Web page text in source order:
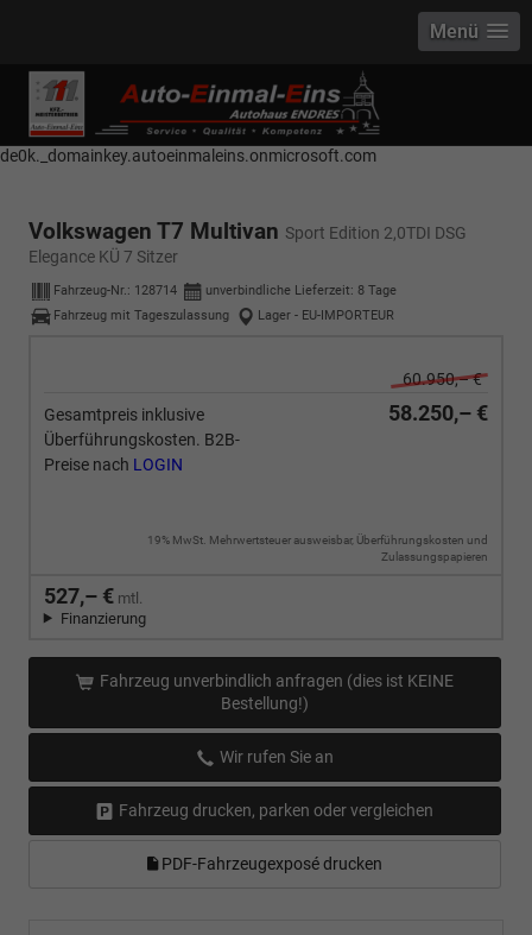
------------ Host Name : selector1._domainkey Points to address or value:
selector1-aee-de0k._domainkey.autoeinmaleins.onmicrosoft.com Host
Name : selector2._domainkey Points to address or value: selector2-aee-
de0k._domainkey.autoeinmaleins.onmicrosoft.com
Menü
Volkswagen T7 Multivan Sport Edition 2,0TDI DSG
Elegance KÜ 7 Sitzer
Fahrzeug-Nr.: 128714 unverbindliche Lieferzeit: 8 Tage
Fahrzeug mit Tageszulassung
Lager - EU-IMPORTEUR
60.950,– €
Gesamtpreis inklusive
Überführungskosten. B2B-
Preise nach LOGIN
58.250,– €
19% MwSt. Mehrwertsteuer ausweisbar, Überführungskosten und
Zulassungspapieren
527,– € mtl.
Finanzierung
Fahrzeug unverbindlich anfragen (dies ist KEINE
Bestellung!)
Wir rufen Sie an
Fahrzeug drucken, parken oder vergleichen
PDF-Fahrzeugexposé drucken